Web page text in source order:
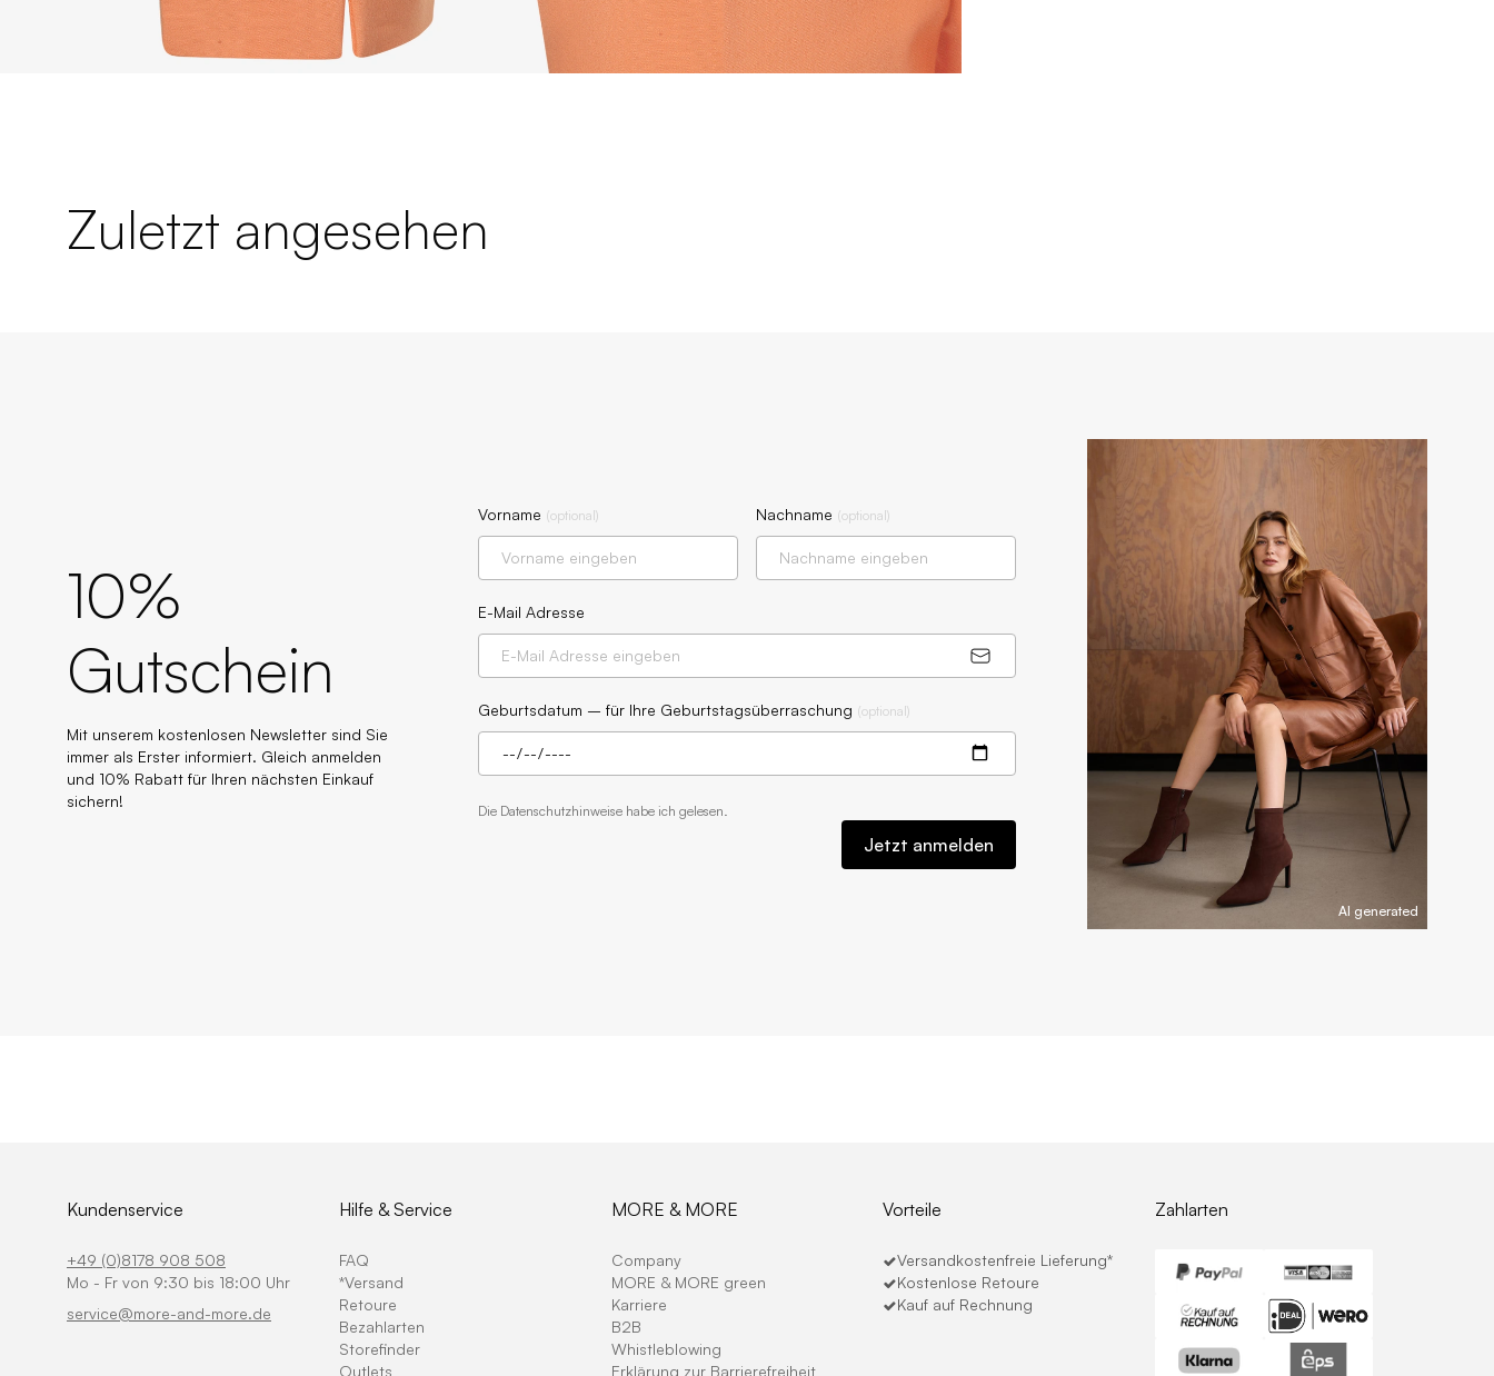
Zuletzt angesehen
10%
Gutschein
Mit unserem kostenlosen Newsletter sind Sie
immer als Erster informiert. Gleich anmelden
und 10% Rabatt für Ihren nächsten Einkauf
sichern!
Vorname (optional) Nachname (optional)
E-Mail Adresse
Geburtsdatum – für Ihre Geburtstagsüberraschung (optional)
Die Datenschutzhinweise habe ich gelesen.
Jetzt anmelden
AI generated
Kundenservice
+49 (0)8178 908 508
Mo - Fr von 9:30 bis 18:00 Uhr
service@more-and-more.de
Hilfe & Service
FAQ
*Versand
Retoure
Bezahlarten
Storefinder
Outlets
MORE & MORE
Company
MORE & MORE green
Karriere
B2B
Whistleblowing
Erklärung zur Barrierefreiheit
Vorteile
Versandkostenfreie Lieferung*
Kostenlose Retoure
Kauf auf Rechnung
Zahlarten